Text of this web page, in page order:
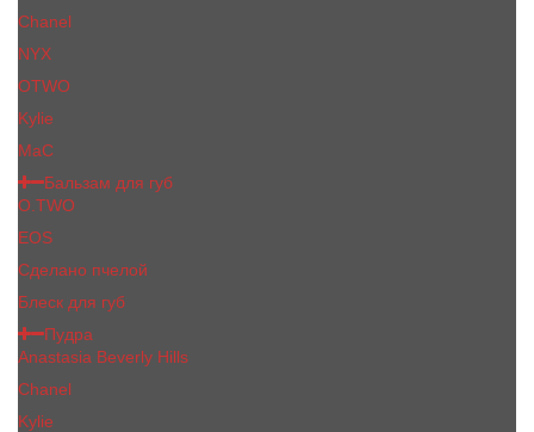
Chanel
NYX
OTWO
Kylie
МаС
Бальзам для губ
O.TWO
EOS
Сделано пчелой
Блеск для губ
Пудра
Anastasia Beverly Hills
Chanel
Kylie